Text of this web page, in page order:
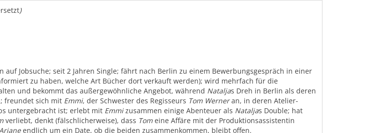
)
auf Jobsuche; seit 2 Jahren Single; fährt nach Berlin zu einem Bewerbungsgespräch in einer
zu haben, welche Art Bücher dort verkauft werden); wird mehrfach für die
und bekommt das außergewöhnliche Angebot, während Nataljas Dreh in Berlin als deren
freundet sich mit Emmi, der Schwester des Regisseurs Tom Werneran, in deren Atelier-
untergebracht ist; erlebt mit Emmizusammen einige Abenteuer als Nataljas Double; hat
verliebt, denkt (fälschlicherweise), dass Tomeine Affäre mit der Produktionsassistentin
endlich um ein Date, ob die beiden zusammenkommen, bleibt offen.